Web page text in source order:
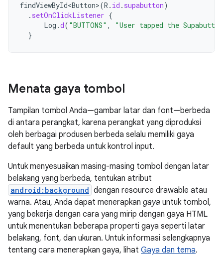
findViewById<Button>(R . id . supabutton)
. setOnClickListener {
Log .d( "BUTTONS" ,
"User tapped the
}
Menata gaya tombol
Tampilan tombol Anda—gambar latar dan font—berbeda
di antara perangkat, karena perangkat yang diproduksi
oleh berbagai produsen berbeda selalu memiliki gaya
default yang berbeda untuk kontrol input.
Untuk menyesuaikan masing-masing tombol dengan latar
belakang yang berbeda, tentukan atribut
android:background dengan resource drawable atau
warna. Atau, Anda dapat menerapkan gaya untuk tombol,
yang bekerja dengan cara yang mirip dengan gaya HTML
untuk menentukan beberapa properti gaya seperti latar
belakang, font, dan ukuran. Untuk informasi selengkapnya
tentang cara menerapkan gaya, lihat Gaya dan tema.